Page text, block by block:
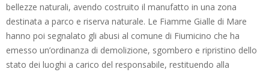
bellezze naturali, avendo costruito il manufatto in una zona
destinata a parco e riserva naturale. Le Fiamme Gialle di Mare
hanno poi segnalato gli abusi al comune di Fiumicino che ha
emesso un’ordinanza di demolizione, sgombero e ripristino dello
stato dei luoghi a carico del responsabile, restituendo alla